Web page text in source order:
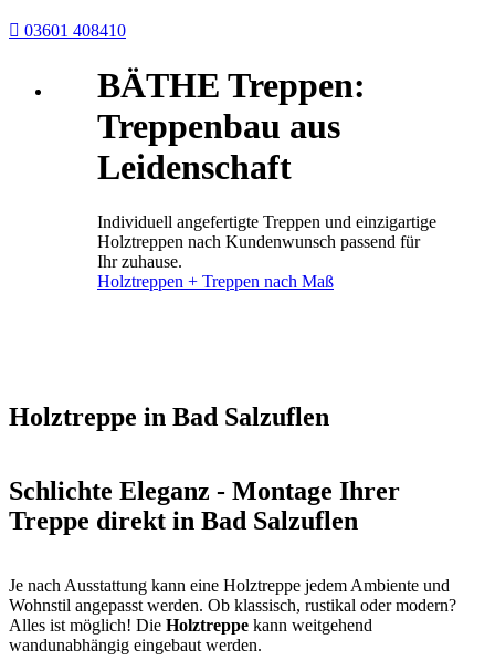
 03601 408410
BÄTHE Treppen:
Treppenbau aus
Leidenschaft
Individuell angefertigte Treppen und einzigartige
Holztreppen nach Kundenwunsch passend für
Ihr zuhause.
Holztreppen + Treppen nach Maß
Holztreppe in Bad Salzuflen
Schlichte Eleganz - Montage Ihrer
Treppe direkt in Bad Salzuflen
Je nach Ausstattung kann eine Holztreppe jedem Ambiente und
Wohnstil angepasst werden. Ob klassisch, rustikal oder modern?
Alles ist möglich! Die Holztreppe kann weitgehend
wandunabhängig eingebaut werden.